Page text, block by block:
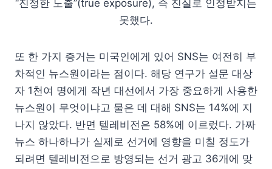
“진정한 노출”(true exposure), 즉 진실로 인정받지는
못했다.
또 한 가지 증거는 미국인에게 있어 SNS는 여전히 부
차적인 뉴스원이라는 점이다. 해당 연구가 설문 대상
자 1천여 명에게 작년 대선에서 가장 중요하게 사용한
뉴스원이 무엇이냐고 물은 데 대해 SNS는 14%에 지
나지 않았다. 반면 텔레비전은 58%에 이르렀다. 가짜
뉴스 하나하나가 실제로 선거에 영향을 미칠 정도가
되려면 텔레비전으로 방영되는 선거 광고 36개에 맞